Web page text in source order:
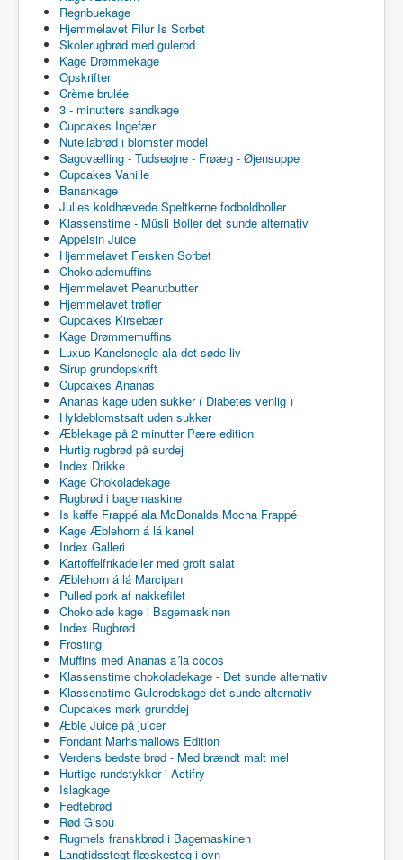
Regnbuekage
Hjemmelavet Filur Is Sorbet
Skolerugbrød med gulerod
Kage Drømmekage
Opskrifter
Crème brulée
3 - minutters sandkage
Cupcakes Ingefær
Nutellabrød i blomster model
Sagovælling - Tudseøjne - Frøæg - Øjensuppe
Cupcakes Vanille
Banankage
Julies koldhævede Speltkerne fodboldboller
Klassenstime - Müsli Boller det sunde alternativ
Appelsin Juice
Hjemmelavet Fersken Sorbet
Chokolademuffins
Hjemmelavet Peanutbutter
Hjemmelavet trøfler
Cupcakes Kirsebær
Kage Drømmemuffins
Luxus Kanelsnegle ala det søde liv
Sirup grundopskrift
Cupcakes Ananas
Ananas kage uden sukker ( Diabetes venlig )
Hyldeblomstsaft uden sukker
Æblekage på 2 minutter Pære edition
Hurtig rugbrød på surdej
Index Drikke
Kage Chokoladekage
Rugbrød i bagemaskine
Is kaffe Frappé ala McDonalds Mocha Frappé
Kage Æblehorn á lá kanel
Index Galleri
Kartoffelfrikadeller med groft salat
Æblehorn á lá Marcipan
Pulled pork af nakkefilet
Chokolade kage i Bagemaskinen
Index Rugbrød
Frosting
Muffins med Ananas a´la cocos
Klassenstime chokoladekage - Det sunde alternativ
Klassenstime Gulerodskage det sunde alternativ
Cupcakes mørk grunddej
Æble Juice på juicer
Fondant Marhsmallows Edition
Verdens bedste brød - Med brændt malt mel
Hurtige rundstykker i Actifry
Islagkage
Fedtebrød
Rød Gisou
Rugmels franskbrød i Bagemaskinen
Langtidsstegt flæskesteg i ovn